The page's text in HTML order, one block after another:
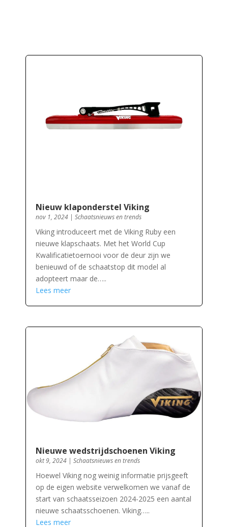
Nieuw klaponderstel Viking
nov 1, 2024| Schaatsnieuws en trends
Viking introduceert met de Viking Ruby een
nieuwe klapschaats. Met het World Cup
Kwalificatietoernooi voor de deur zijn we
benieuwd of de schaatstop dit model al
adopteert maar de…..
Lees meer
Nieuwe wedstrijdschoenen Viking
okt 9, 2024| Schaatsnieuws en trends
Hoewel Viking nog weinig informatie prijsgeeft
op de eigen website verwelkomen we vanaf de
start van schaatsseizoen 2024-2025 een aantal
nieuwe schaatsschoenen. Viking…..
Lees meer